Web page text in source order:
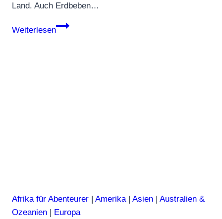
Land. Auch Erdbeben…
Weiterlesen
Dschibuti
Afrika für Abenteurer | Amerika| Asien | Australien &
Ozeanien | Europa